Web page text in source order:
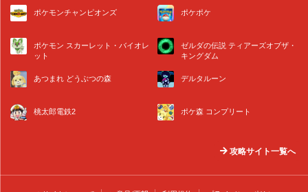
ポケモンチャンピオンズ ポケポケ
ポケモン スカーレット・バイオレ
ット
ゼルダの伝説 ティアーズオブザ・
キングダム
あつまれ どうぶつの森 デルタルーン
桃太郎電鉄2 ポケ森 コンプリート
攻略サイト一覧へ